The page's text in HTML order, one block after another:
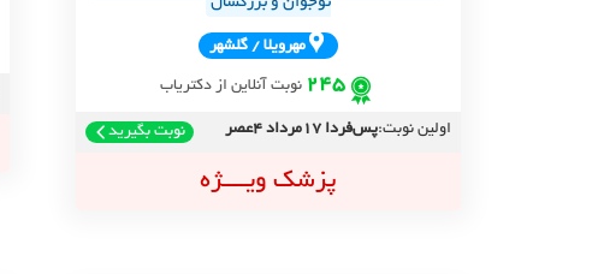
مهرويلا / گلشهر
245 نوبت آنلاین از دکتریاب
اولین نوبت:پس‌فردا 17مرداد 4عصر نوبت بگیرید
پزشک ویــــژه